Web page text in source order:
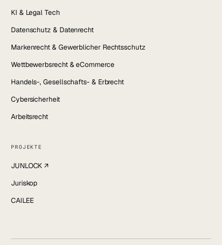
KI & Legal Tech
Datenschutz & Datenrecht
Markenrecht & Gewerblicher Rechtsschutz
Wettbewerbsrecht & eCommerce
Handels-, Gesellschafts- & Erbrecht
Cybersicherheit
Arbeitsrecht
PROJEKTE
JUNLOCK ↗
Juriskop
CAILEE